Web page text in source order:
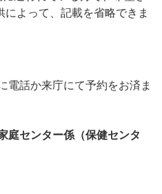
よって、記載を省略できま
電話か来庁にて予約をお済ま
庭センター係（保健センタ